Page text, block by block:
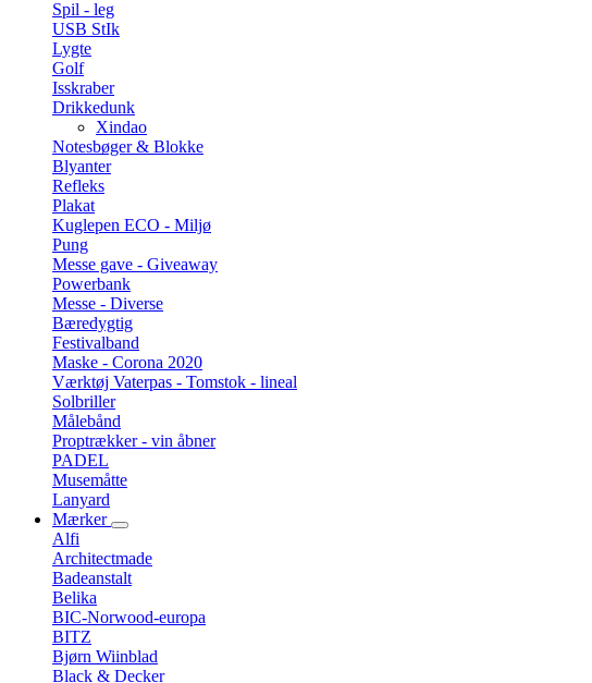
Spil - leg
USB StIk
Lygte
Golf
Isskraber
Drikkedunk
Xindao
Notesbøger & Blokke
Blyanter
Refleks
Plakat
Kuglepen ECO - Miljø
Pung
Messe gave - Giveaway
Powerbank
Messe - Diverse
Bæredygtig
Festivalband
Maske - Corona 2020
Værktøj Vaterpas - Tomstok - lineal
Solbriller
Målebånd
Proptrækker - vin åbner
PADEL
Musemåtte
Lanyard
Mærker
Alfi
Architectmade
Badeanstalt
Belika
BIC-Norwood-europa
BITZ
Bjørn Wiinblad
Black & Decker